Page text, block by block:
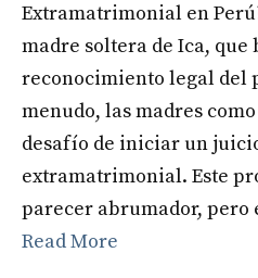
Extramatrimonial en
madre soltera de Ica, que
reconocimiento legal del
menudo, las madres
desafío de iniciar un
extramatrimonial. Este
parecer abrumador, pero
Read More